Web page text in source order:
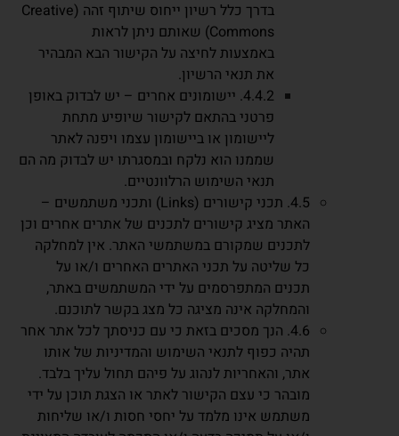
בדרך כלל רשיון ייחוס שיתוף זהה (Creative
Commons) שאותם ניתן לראות
באמצעות לחיצה על הקישור הבא המבהיר
את תנאי הרשיון.
4.4.2. יישומונים אחרים – יש לבדוק באופן
פרטני בהתאם לקישור שיופיע מתחת
ליישומון או ביישומון עצמו ויפנה לאתר
שממנו הוא נלקח ובמסגרתו יש לבדוק מה הם
תנאי השימוש הרלוונטיים.
4.5. תכני קישורים (Links) ותכני משתמשים –
האתר מציג קישורים לתכנים של אתרים אחרים וכן
לתכנים שמקורם במשתמשי האתר. אין למחלקה
כל שליטה על תכני האתרים האחרים ו/או על
תכנים המתפרסמים על ידי המשתמשים באתר,
והמחלקה אינה מציגה כל מצג בקשר לתוכנם.
4.6. הנך מסכים בזאת כי עם כניסתך לכל אתר אחר
תהיה כפוף לתנאי השימוש והמדיניות של אותו
אתר, והאחריות לנהוג על פיהם תחול עליך בלבד.
מובהר כי עצם הקישור לאתר או הצגת תוכן על ידי
משתמש אינו מלמד על יחסי חסות ו/או שליחות